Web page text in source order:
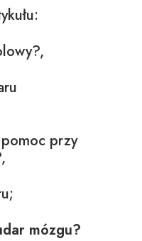
przy
mózgu?